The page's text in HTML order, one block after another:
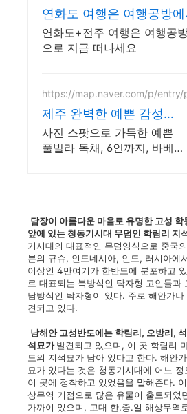
연화도 여행은 여행공방에
연화도+전주 여행은 여행공
으로 지금 떠나세요
https://map.naver.com/p/entry/
제주 완벽한 예쁜 감성풀
빌라 대문을 여는 순간 예
쁨 가득
사진 스팟으로 가득한 예쁜
풀빌라 독채, 6인까지, 바베
담장이 아름다운 마을로 유명한 고성
앞에 있는 청동기시대 무덤인 학림리 지
기시대의 대표적인 무덤양식으로 중국
본의 규슈, 인도네시아, 인도, 러시아에
이상인 4만여기가 한반도에 분포하고
로 대표되는 북방식인 탁자형 고인돌과
남방식인 탁자형이 있다. 주로 해안가
견되고 있다.
남해안 고성반도에는 학림리, 오방리,
석묘가발견되고 있으며, 이 곳 학림리
도의 지석묘가 남아 있다고 한다. 해안
묘가 있다는 것은 청동기시대에 어느
이 곳에 정착하고 있었음을 말해준다.
상무역 거점으로 많은 유물이 출토되었
가까이 있으며, 고대 한.중.일 해상무역